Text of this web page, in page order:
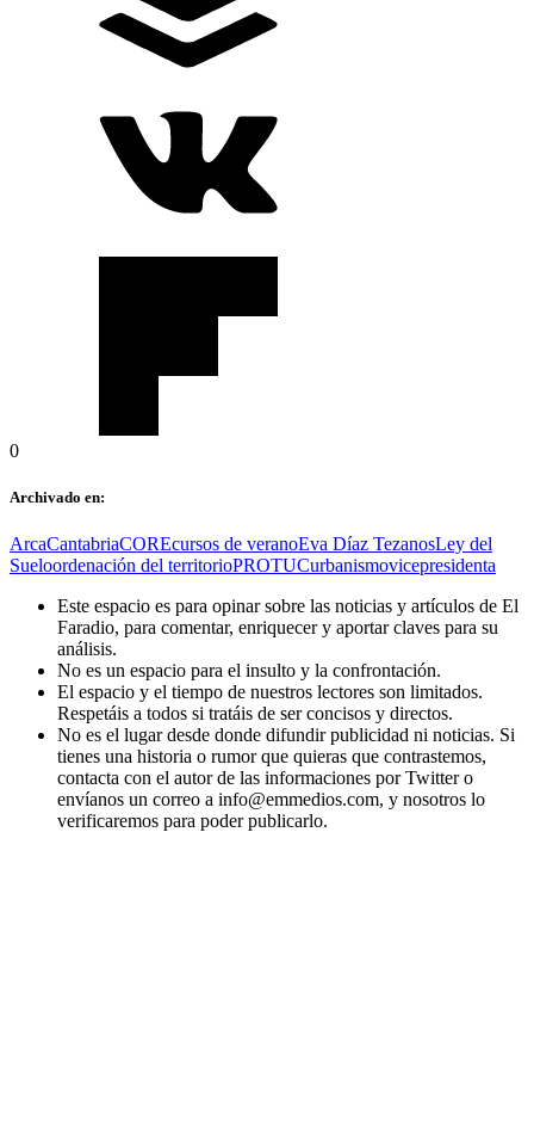
0
Archivado en:
ArcaCantabriaCOREcursos de veranoEva Díaz TezanosLey del
Sueloordenación del territorioPROTUCurbanismovicepresidenta
Este espacio es para opinar sobre las noticias y artículos de El
Faradio, para comentar, enriquecer y aportar claves para su
análisis.
No es un espacio para el insulto y la confrontación.
El espacio y el tiempo de nuestros lectores son limitados.
Respetáis a todos si tratáis de ser concisos y directos.
No es el lugar desde donde difundir publicidad ni noticias. Si
tienes una historia o rumor que quieras que contrastemos,
contacta con el autor de las informaciones por Twitter o
envíanos un correo a info@emmedios.com, y nosotros lo
verificaremos para poder publicarlo.